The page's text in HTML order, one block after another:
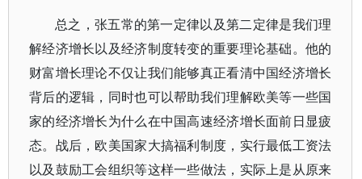
总之，张五常的第一定律以及第二定律是我们理
解经济增长以及经济制度转变的重要理论基础。他的
财富增长理论不仅让我们能够真正看清中国经济增长
背后的逻辑，同时也可以帮助我们理解欧美等一些国
家的经济增长为什么在中国高速经济增长面前日显疲
态。战后，欧美国家大搞福利制度，实行最低工资法
以及鼓励工会组织等这样一些做法，实际上是从原来